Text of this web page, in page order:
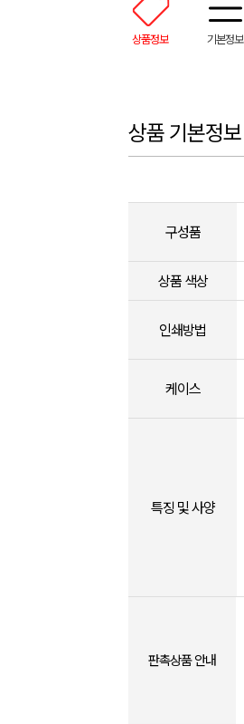
상품정보 기본정보
상품 기본정보
구성품
상품 색상
인쇄방법
케이스
특징 및 사양
판촉상품 안내